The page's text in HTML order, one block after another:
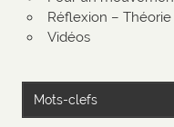
Réflexion – Théorie
Vidéos
Mots-clefs